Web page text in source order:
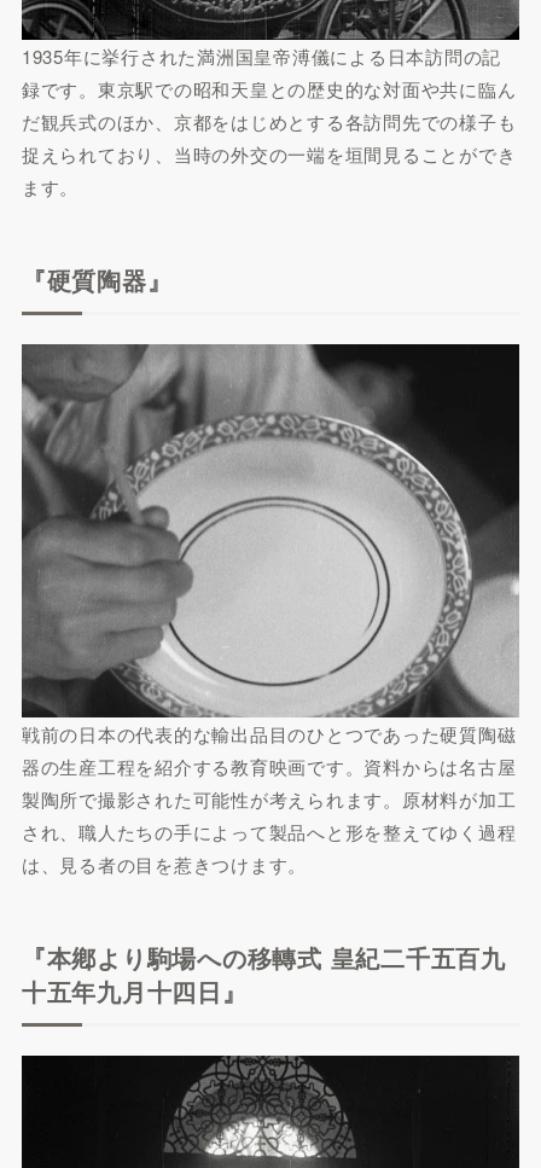
1935年に挙行された満洲国皇帝溥儀による日本訪問の記
録です。東京駅での昭和天皇との歴史的な対面や共に臨ん
だ観兵式のほか、京都をはじめとする各訪問先での様子も
捉えられており、当時の外交の一端を垣間見ることができ
ます。
『硬質陶器』
戦前の日本の代表的な輸出品目のひとつであった硬質陶磁
器の生産工程を紹介する教育映画です。資料からは名古屋
製陶所で撮影された可能性が考えられます。原材料が加工
され、職人たちの手によって製品へと形を整えてゆく過程
は、見る者の目を惹きつけます。
『本鄕より駒場への移轉式 皇紀二千五百九
十五年九月十四日』